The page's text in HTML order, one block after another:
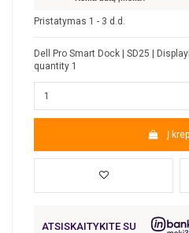
Pristatymas 1 - 3 d.d.
Dell Pro Smart Dock | SD25 |
quantity 1
Į
ATSISKAITYKITE SU